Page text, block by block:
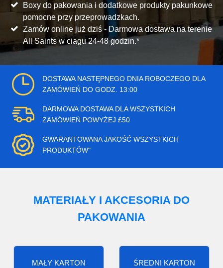
Boxy do pakowania i dodatkowe produkty pakunkowe
pomocne przy przeprowadzkach.
Zamów online już dziś - Darmowa dostawa na terenie
All Saints w ciagu 24-48 godzin.*
DOSTAWA NASTĘPNEGO DNIA ROBOCZEGO DLA
ZAMÓWIEŃ DO GODZ. 13:00
DARMOWA DOSTAWA DLA WSZYSTKICH
ZAMÓWIEŃ POWYŻEJ £50
GWARANTOWANA JAKOŚĆ WSZYSTKICH
PRODUKTÓW"
MATERIAŁY I AKCESORIA DO
PAKOWANIA
MAŁY KARTON ŚREDNI KARTON